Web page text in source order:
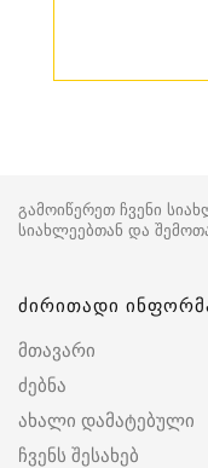
გამოიწერეთ ჩვენი
სიახლეებთან და
ძირითადი
მთავარი
ძებნა
ახალი დამატებული
ჩვენს შესახებ